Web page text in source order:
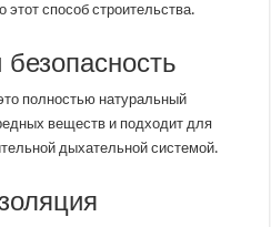
способ строительства.
полностью натуральный
веществ и подходит для
дыхательной системой.